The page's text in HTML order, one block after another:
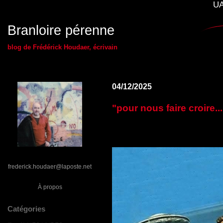
Branloire pérenne
blog de Frédérick Houdaer, écrivain
frederick.houdaer@laposte.net
À propos
Catégories
04/12/2025
"pour nous faire